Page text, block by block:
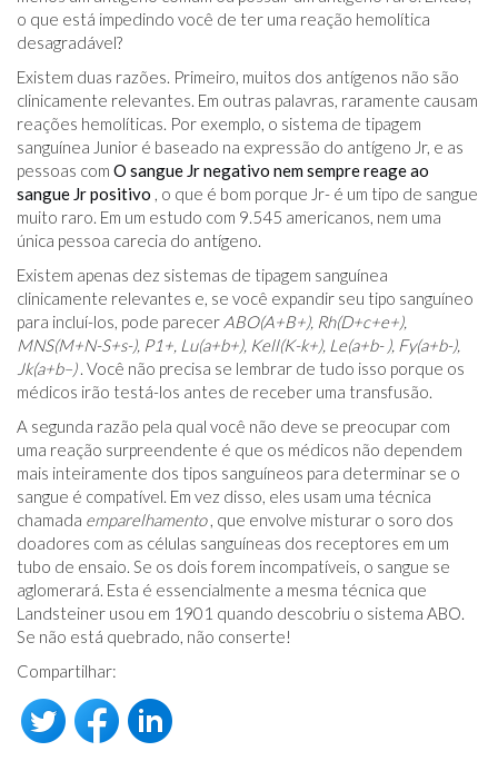
o que está impedindo você de ter uma reação hemolítica
desagradável?
Existem duas razões. Primeiro, muitos dos antígenos não são
clinicamente relevantes. Em outras palavras, raramente causam
reações hemolíticas. Por exemplo, o sistema de tipagem
sanguínea Junior é baseado na expressão do antígeno Jr, e as
pessoas com O sangue Jr negativo nem sempre reage ao
sangue Jr positivo , o que é bom porque Jr- é um tipo de sangue
muito raro. Em um estudo com 9.545 americanos, nem uma
única pessoa carecia do antígeno.
Existem apenas dez sistemas de tipagem sanguínea
clinicamente relevantes e, se você expandir seu tipo sanguíneo
para incluí-los, pode parecer ABO(A+B+), Rh(D+c+e+),
MNS(M+N-S+s-), P1+, Lu(a+b+), Kell(K-k+), Le(a+b- ), Fy(a+b-),
Jk(a+b–). Você não precisa se lembrar de tudo isso porque os
médicos irão testá-los antes de receber uma transfusão.
A segunda razão pela qual você não deve se preocupar com
uma reação surpreendente é que os médicos não dependem
mais inteiramente dos tipos sanguíneos para determinar se o
sangue é compatível. Em vez disso, eles usam uma técnica
chamada emparelhamento, que envolve misturar o soro dos
doadores com as células sanguíneas dos receptores em um
tubo de ensaio. Se os dois forem incompatíveis, o sangue se
aglomerará. Esta é essencialmente a mesma técnica que
Landsteiner usou em 1901 quando descobriu o sistema ABO.
Se não está quebrado, não conserte!
Compartilhar: